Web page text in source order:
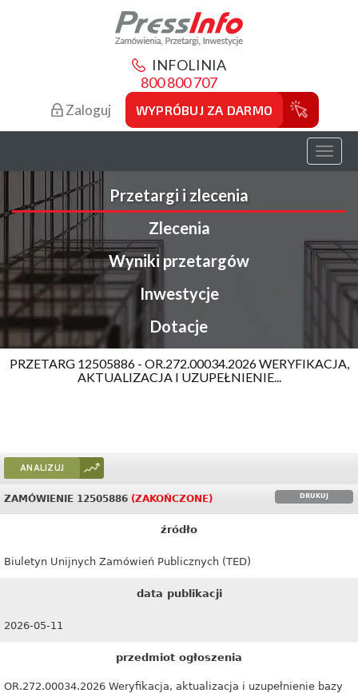
INFOLINIA
800 800 707
Zaloguj WYPRÓBUJ ZA DARMO
Toggle
Przetargi i zlecenia
Zlecenia
Wyniki przetargów
Inwestycje
Dotacje
PRZETARG 12505886 - OR.272.00034.2026 WERYFIKACJA,
AKTUALIZACJA I UZUPEŁNIENIE...
ANALIZUJ
DRUKUJ
ZAMÓWIENIE 12505886 (ZAKOŃCZONE)
źródło
Biuletyn Unijnych Zamówień Publicznych (TED)
data publikacji
2026-05-11
przedmiot ogłoszenia
OR.272.00034.2026 Weryfikacja, aktualizacja i uzupełnienie bazy